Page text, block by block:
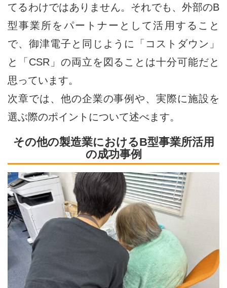
てるわけではありません。それでも、外部のB
型事業所をパートナーとして活用すること
で、御津電子と同じように「コストダウン」
と「CSR」の両立を図ることは十分可能だと
思っています。
次章では、他の企業の事例や、実際に施設を
選ぶ際のポイントについて述べます。
その他の製造業におけるB型事業所活用
の成功事例